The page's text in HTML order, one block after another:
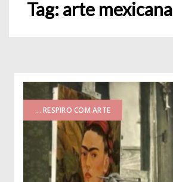
Tag:arte mexicana
... RESPIRO COM ARTE